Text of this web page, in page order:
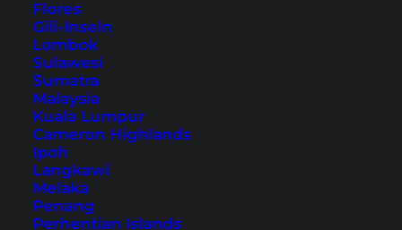
Flores
Gili-Inseln
Lombok
Sulawesi
Sumatra
Malaysia
Kuala Lumpur
Cameron Highlands
Ipoh
Langkawi
Melaka
Penang
Perhentian Islands
Inhaltsverzeichnis
Übernachtung in Krabi – unser Hoteltipp
1. Tiger Cave Tempel
2. Ao Nang Monkey Trail
3. The Hilltop Ao Nang
4. Mountain Buddha Temple (Geheimtipp
unserer Krabi Aussichtspunkte)
5. Railay Viewpoint
6. Chicken Island Viewpoint